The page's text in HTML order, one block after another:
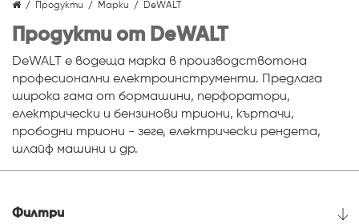
Продукти Марки DeWALT
Продукти от DeWALT
DeWALT е водеща марка в производствотона
професионални електроинструменти. Предлага
широка гама от бормашини, перфоратори,
електрически и бензинови триони, къртачи,
прободни триони - зеге, електрически рендета,
шлайф машини и др.
Филтри